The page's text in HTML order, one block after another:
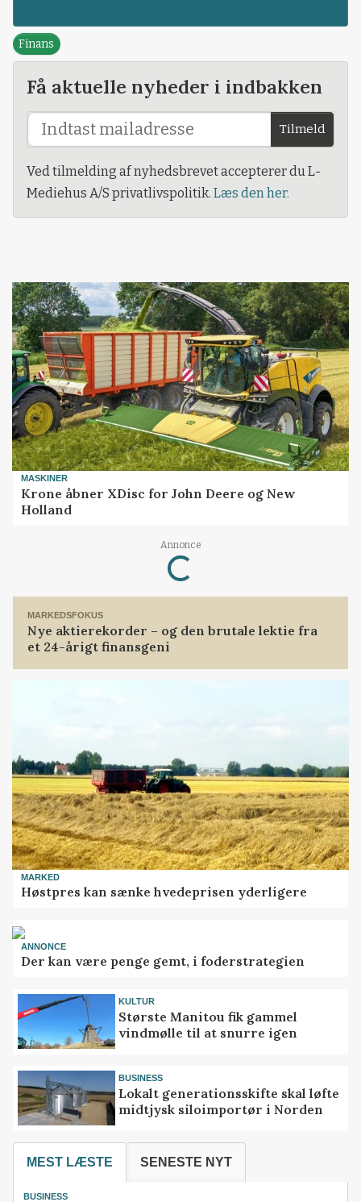
Finans
Få aktuelle nyheder i indbakken
Tilmeld
Ved tilmelding af nyhedsbrevet accepterer du L-
Mediehus A/S privatlivspolitik. Læs den her.
MASKINER
Krone åbner XDisc for John Deere og New
Holland
Annonce
Loading...
MARKEDSFOKUS
Nye aktierekorder – og den brutale lektie fra
et 24-årigt finansgeni
MARKED
Høstpres kan sænke hvedeprisen yderligere
ANNONCE
Der kan være penge gemt, i foderstrategien
KULTUR
Største Manitou fik gammel
vindmølle til at snurre igen
BUSINESS
Lokalt generationsskifte skal løfte
midtjysk siloimportør i Norden
MEST LÆSTE SENESTE NYT
BUSINESS